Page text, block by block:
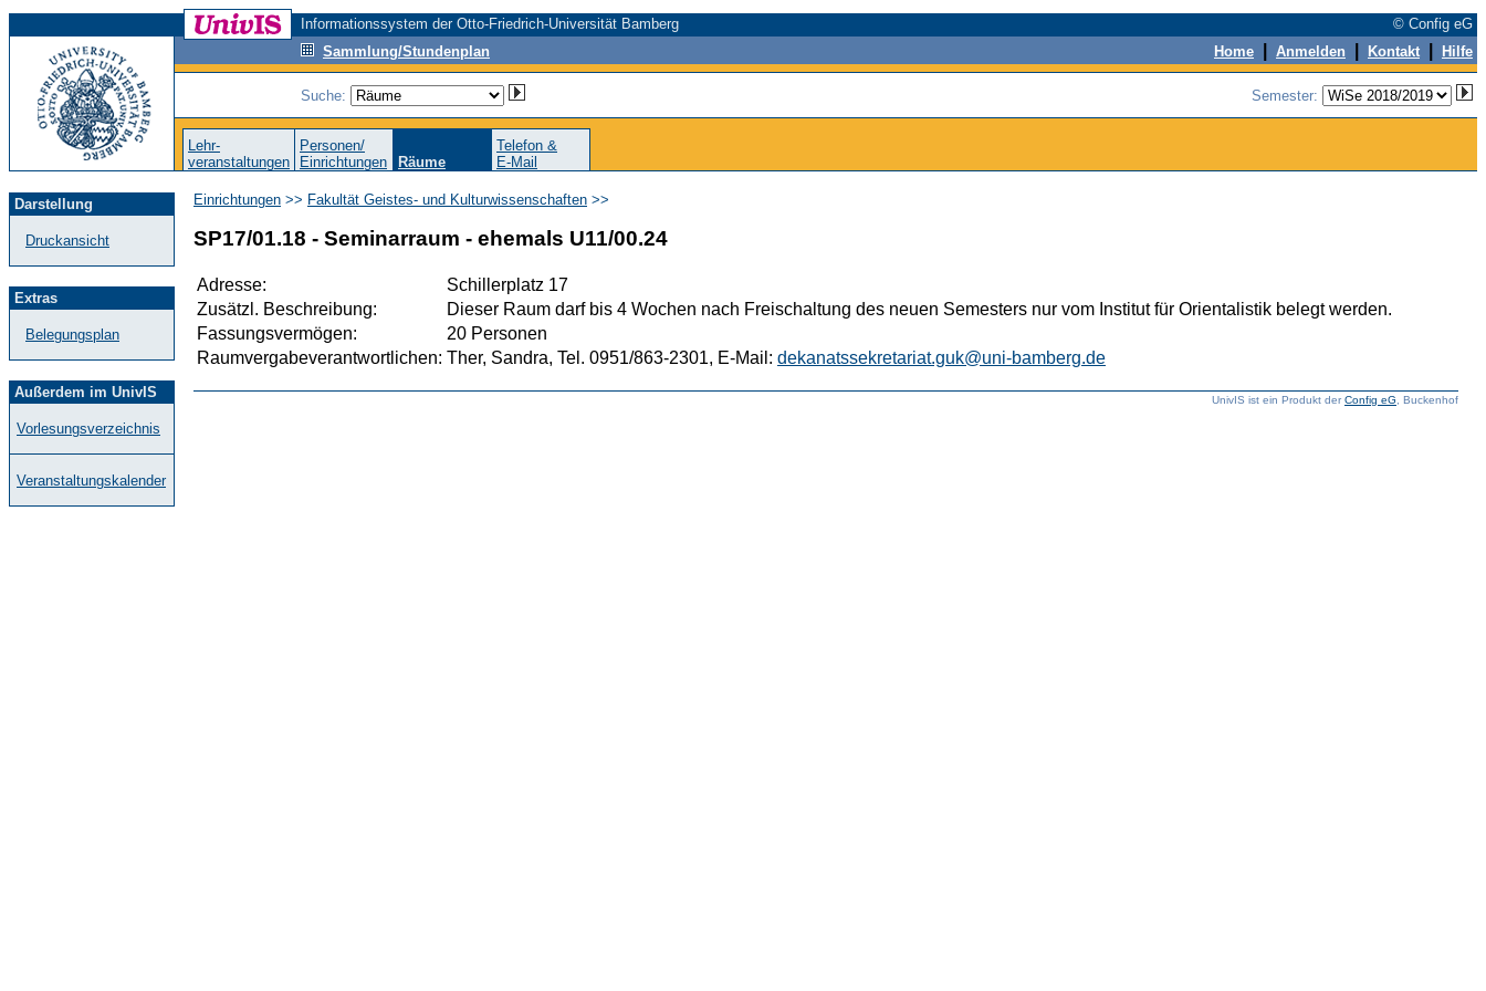
Informationssystem der Otto-Friedrich-Universität Bamberg
© Config eG
Sammlung/Stundenplan
Home Anmelden Kontakt Hilfe
Suche: Semester:
Lehr-
veranstaltungen
Personen/
Einrichtungen
Räume
Telefon &
E-Mail
Darstellung
Druckansicht
Extras
Belegungsplan
Außerdem im UnivIS
Vorlesungsverzeichnis
Veranstaltungskalender
Einrichtungen >> Fakultät Geistes- und Kulturwissenschaften >>
SP17/01.18 - Seminarraum - ehemals U11/00.24
Adresse:
Schillerplatz 17
Zusätzl. Beschreibung:
Dieser Raum darf bis 4 Wochen nach Freischaltung des neuen Semesters nur vom Institut für Orientalistik belegt werden.
Fassungsvermögen:
20 Personen
Raumvergabeverantwortlichen: Ther, Sandra, Tel. 0951/863-2301, E-Mail: dekanatssekretariat.guk@uni-bamberg.de
UnivIS ist ein Produkt derConfig eG , Buckenhof